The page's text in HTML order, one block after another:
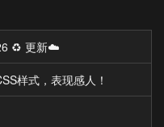
♻️ 更新☁️
样式，表现感人！